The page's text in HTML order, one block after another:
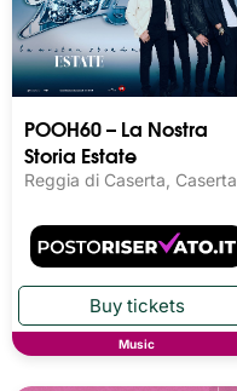
POOH60 – La Nostra
Storia Estate
Reggia di Caserta, Caserta
Music